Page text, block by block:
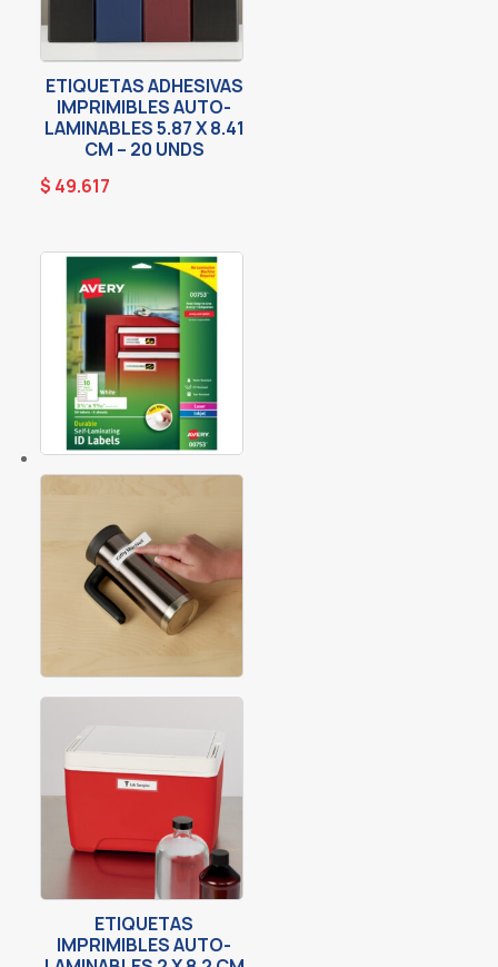
ETIQUETAS ADHESIVAS
IMPRIMIBLES AUTO-
LAMINABLES 5.87 X 8.41
CM – 20 UNDS
$ 49.617
ETIQUETAS
IMPRIMIBLES AUTO-